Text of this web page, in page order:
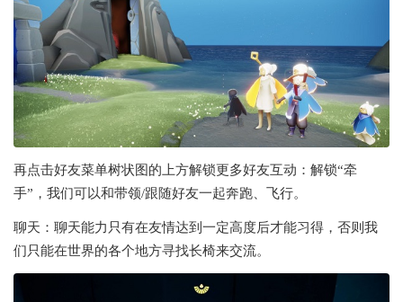
再点击好友菜单树状图的上方解锁更多好友互动：解锁“牵
手”，我们可以和带领/跟随好友一起奔跑、飞行。
聊天：聊天能力只有在友情达到一定高度后才能习得，否则我
们只能在世界的各个地方寻找长椅来交流。